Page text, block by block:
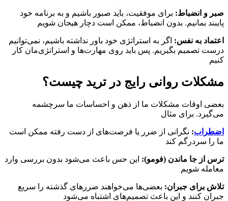
صبر و انضباط: برای موفقیت، باید صبور باشیم و به برنامه خود
پایبند بمانیم. بدون انضباط، ممکن است دچار هیجان شویم
اعتماد به نفس: اگر به استراتژی خود باور نداشته باشیم، نمی‌توانیم
درست تصمیم بگیریم. پس باید روی مهارت‌ها و استراتژی‌مان کار
کنیم
مشکلات روانی رایج در ترید چیست؟
بعضی اوقات مشکلات ما از ذهن و احساسات ما سرچشمه
می‌گیرد. برای مثال
اضطراب: نگرانی از ضرر یا فرصت‌های از دست رفته ممکن است
ما را سردرگم کند
ترس از جا ماندن (فومو): این حس باعث می‌شود بدون بررسی وارد
معامله شویم
تلاش برای جبران: بعضی‌ها می‌خواهند ضررهای گذشته را سریع
جبران کنند و این باعث تصمیم‌های اشتباه می‌شود